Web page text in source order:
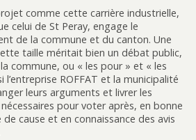
comme cette carrière industrielle,
celui de St Peray, engage le
de la commune et du canton. Une
taille méritait bien un débat public,
commune, ou « les pour » et « les
l’entreprise ROFFAT et la municipalité
leurs arguments et livrer les
pour voter après, en bonne
de cause et en connaissance des avis